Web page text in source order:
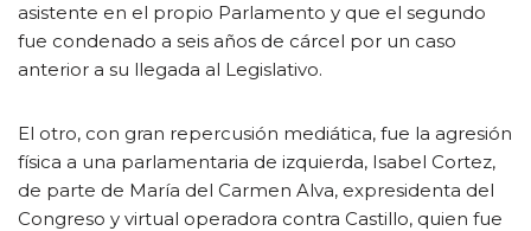
asistente en el propio Parlamento y que el segundo
fue condenado a seis años de cárcel por un caso
anterior a su llegada al Legislativo.
El otro, con gran repercusión mediática, fue la agresión
física a una parlamentaria de izquierda, Isabel Cortez,
de parte de María del Carmen Alva, expresidenta del
Congreso y virtual operadora contra Castillo, quien fue